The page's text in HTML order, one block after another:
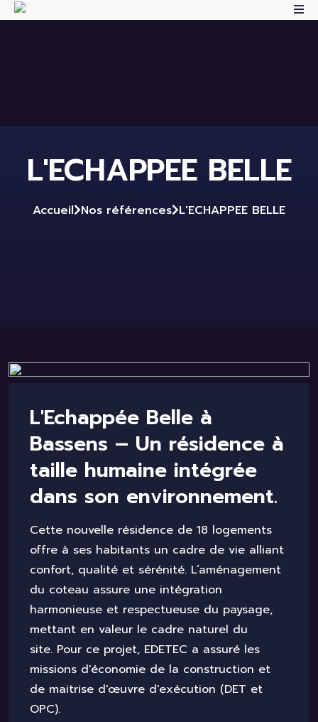
L'ECHAPPEE BELLE
Accueil Nos références L'ECHAPPEE BELLE
L'Echappée Belle à
Bassens – Un résidence à
taille humaine intégrée
dans son environnement.
Cette nouvelle résidence de 18 logements
offre à ses habitants un cadre de vie alliant
confort, qualité et sérénité. L’aménagement
du coteau assure une intégration
harmonieuse et respectueuse du paysage,
mettant en valeur le cadre naturel du
site. Pour ce projet, EDETEC a assuré les
missions d'économie de la construction et
de maitrise d'œuvre d'exécution (DET et
OPC).